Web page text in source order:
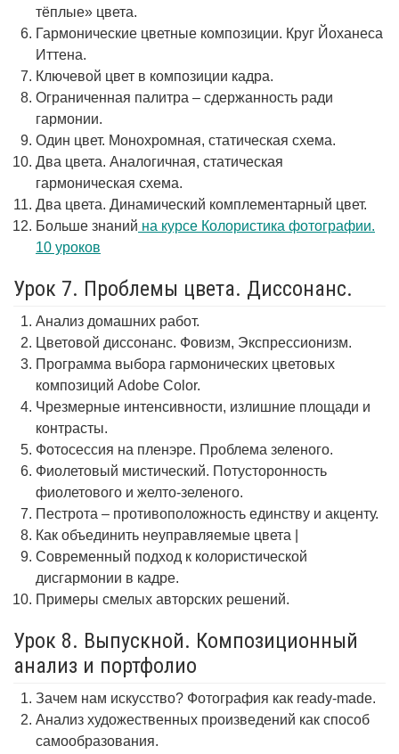
тёплые» цвета.
Гармонические цветные композиции. Круг Йоханеса
Иттена.
Ключевой цвет в композиции кадра.
Ограниченная палитра – сдержанность ради
гармонии.
Один цвет. Монохромная, статическая схема.
Два цвета. Аналогичная, статическая
гармоническая схема.
Два цвета. Динамический комплементарный цвет.
Больше знаний на курсе Колористика фотографии.
10 уроков
Урок 7. Проблемы цвета. Диссонанс.
Анализ домашних работ.
Цветовой диссонанс. Фовизм, Экспрессионизм.
Программа выбора гармонических цветовых
композиций Adobe Color.
Чрезмерные интенсивности, излишние площади и
контрасты.
Фотосессия на пленэре. Проблема зеленого.
Фиолетовый мистический. Потусторонность
фиолетового и желто-зеленого.
Пестрота – противоположность единству и акценту.
Как объединить неуправляемые цвета |
Современный подход к колористической
дисгармонии в кадре.
Примеры смелых авторских решений.
Урок 8. Выпускной. Композиционный
анализ и портфолио
Зачем нам искусство? Фотография как ready-made.
Анализ художественных произведений как способ
самообразования.